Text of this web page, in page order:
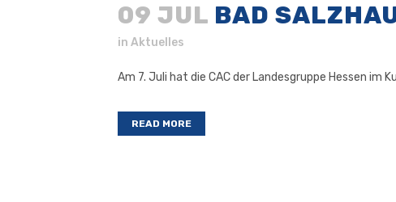
09 JUL BAD
in Aktuelles
Am 7. Juli hat die CAC der Landesgruppe Hessen im
READ MORE